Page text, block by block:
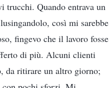
trucchi. Quando entrava un
così mi sarebbe
fingevo che il lavoro fosse
di più. Alcuni clienti
da ritirare un altro giorno;